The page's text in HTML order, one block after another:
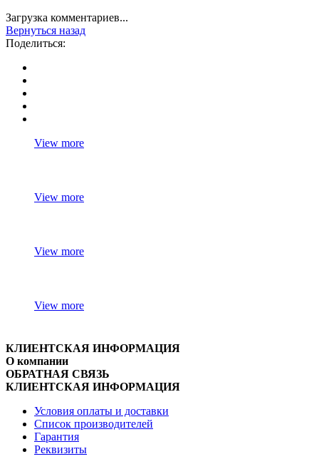
Загрузка комментариев...
Вернуться назад
Поделиться:
View more
View more
View more
View more
КЛИЕНТСКАЯ ИНФОРМАЦИЯ
О компании
ОБРАТНАЯ СВЯЗЬ
КЛИЕНТСКАЯ ИНФОРМАЦИЯ
Условия оплаты и доставки
Список производителей
Гарантия
Реквизиты